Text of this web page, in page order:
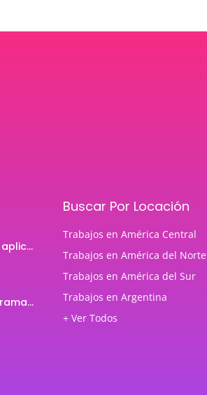
Programador de aplicaciones Android
Profesor de Programación Java
Buscar Por Locación
Trabajos en América Central
Trabajos en América del Norte
Trabajos en América del Sur
Trabajos en Argentina
+ Ver Todos